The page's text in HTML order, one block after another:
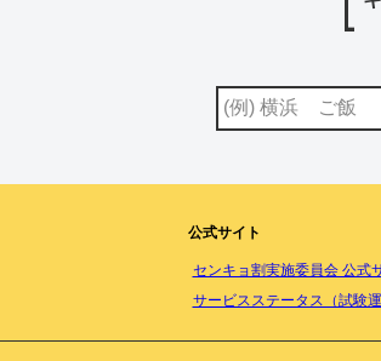
公式サイト
センキョ割実施委員会 公式
サービスステータス（試験運